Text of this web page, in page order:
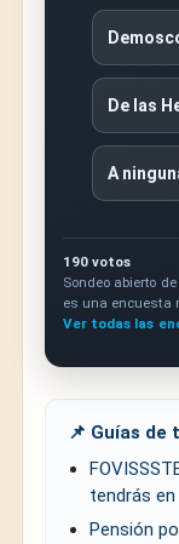
De las
A
190 votos
Sondeo abierto
es una encuesta
Ver todas las
📌 Guías
tendrás
Pensión